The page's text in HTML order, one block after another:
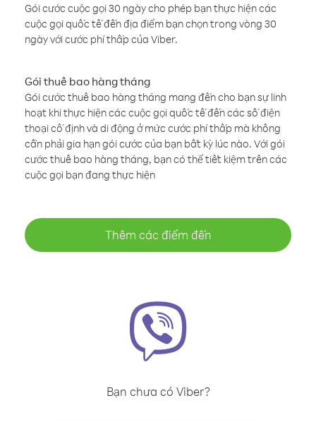
Gói cước cuộc gọi 30 ngày cho phép bạn thực hiện các
cuộc gọi quốc tế đến địa điểm bạn chọn trong vòng 30
ngày với cước phí thấp của Viber.
Gói thuê bao hàng tháng
Gói cước thuê bao hàng tháng mang đến cho bạn sự linh
hoạt khi thực hiện các cuộc gọi quốc tế đến các số điện
thoại cố định và di động ở mức cước phí thấp mà không
cần phải gia hạn gói cước của bạn bất kỳ lúc nào. Với gói
cước thuê bao hàng tháng, bạn có thể tiết kiệm trên các
cuộc gọi bạn đang thực hiện
Thêm các điểm đến
Bạn chưa có Viber?